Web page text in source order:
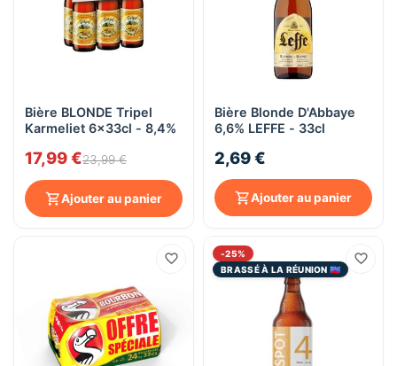
Bière BLONDE Tripel
Karmeliet 6x33cl - 8,4%
17,99 €23,99 €
Ajouter au panier
Bière Blonde D'Abbaye
6,6% LEFFE - 33cl
2,69 €
Ajouter au panier
-25%
BRASSÉ À LA RÉUNION 🇷🇪